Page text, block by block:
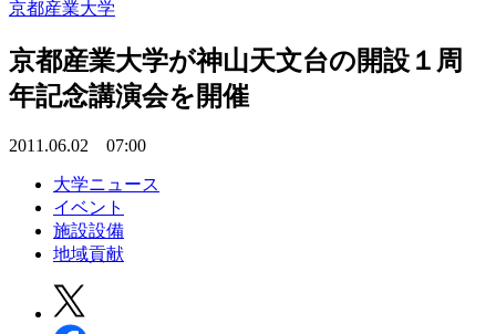
京都産業大学
京都産業大学が神山天文台の開設１周
年記念講演会を開催
2011.06.02 07:00
大学ニュース
イベント
施設設備
地域貢献